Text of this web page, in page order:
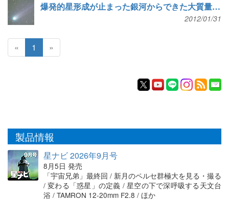
爆発的星形成が止まった銀河からできた大質量銀河
2012/01/31
« 1 »
製品情報
星ナビ 2026年9月号
8月5日 発売
「宇宙兄弟」最終回 / 新月のペルセ群極大を見る・撮る
/ 変わる「惑星」の定義 / 星空の下で深呼吸する天文台
浴 / TAMRON 12-20mm F2.8 / ほか